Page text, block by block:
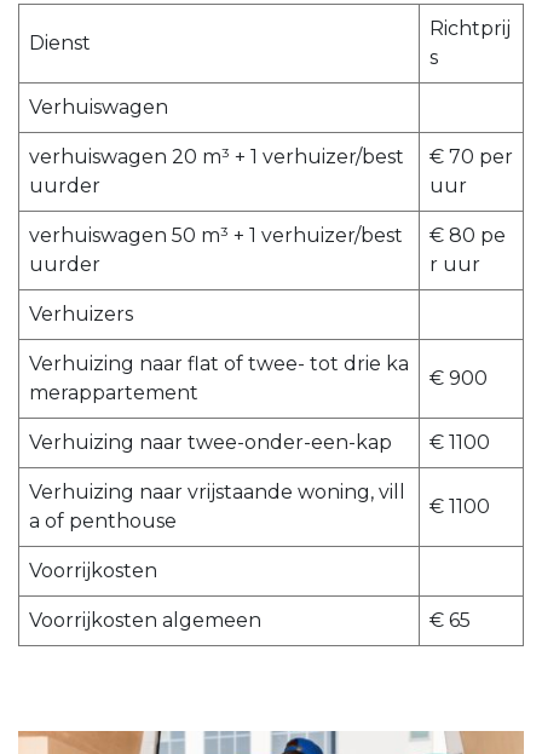
Dienst
Richtprij
s
Verhuiswagen
verhuiswagen 20 m³ + 1 verhuizer/best
uurder
€ 70 per
uur
verhuiswagen 50 m³ + 1 verhuizer/best
uurder
€ 80 pe
r uur
Verhuizers
Verhuizing naar flat of twee- tot drie ka
merappartement
€ 900
Verhuizing naar twee-onder-een-kap € 1100
Verhuizing naar vrijstaande woning, vill
a of penthouse
€ 1100
Voorrijkosten
Voorrijkosten algemeen € 65